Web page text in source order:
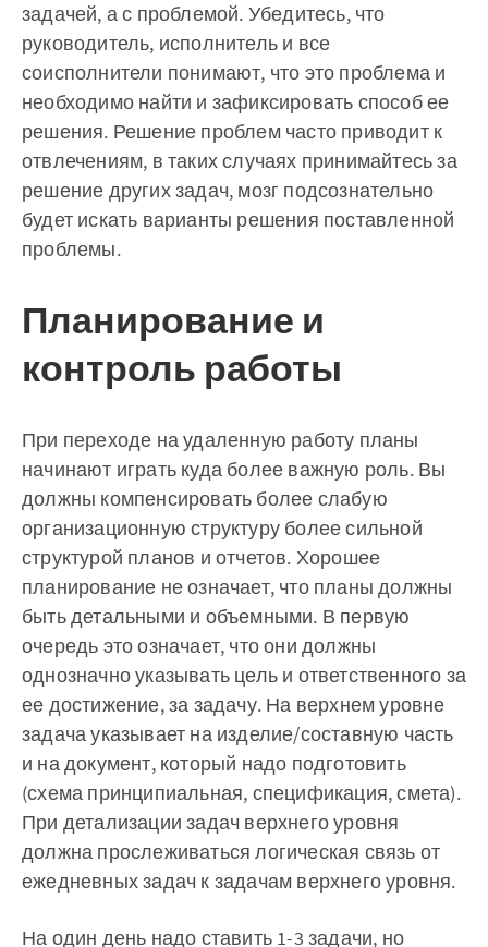
задачей, а с проблемой. Убедитесь, что
руководитель, исполнитель и все
соисполнители понимают, что это проблема и
необходимо найти и зафиксировать способ ее
решения. Решение проблем часто приводит к
отвлечениям, в таких случаях принимайтесь за
решение других задач, мозг подсознательно
будет искать варианты решения поставленной
проблемы.
Планирование и
контроль работы
При переходе на удаленную работу планы
начинают играть куда более важную роль. Вы
должны компенсировать более слабую
организационную структуру более сильной
структурой планов и отчетов. Хорошее
планирование не означает, что планы должны
быть детальными и объемными. В первую
очередь это означает, что они должны
однозначно указывать цель и ответственного за
ее достижение, за задачу. На верхнем уровне
задача указывает на изделие/составную часть
и на документ, который надо подготовить
(схема принципиальная, спецификация, смета).
При детализации задач верхнего уровня
должна прослеживаться логическая связь от
ежедневных задач к задачам верхнего уровня.
На один день надо ставить 1-3 задачи, но